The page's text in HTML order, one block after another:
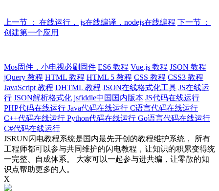
上一节 ： 在线运行， js在线编译，nodejs在线编程 下一节 ：
创建第一个应用
Mos固件，小电视必刷固件 ES6 教程 Vue.js 教程 JSON 教程
jQuery 教程 HTML 教程 HTML 5 教程 CSS 教程 CSS3 教程
JavaScript 教程 DHTML 教程 JSON在线格式化工具 JS在线运
行 JSON解析格式化 jsfiddle中国国内版本 JS代码在线运行
PHP代码在线运行 Java代码在线运行 C语言代码在线运行
C++代码在线运行 Python代码在线运行 Go语言代码在线运行
C#代码在线运行
JSRUN闪电教程系统是国内最先开创的教程维护系统， 所有
工程师都可以参与共同维护的闪电教程，让知识的积累变得统
一完整、自成体系。 大家可以一起参与进共编，让零散的知
识点帮助更多的人。
X